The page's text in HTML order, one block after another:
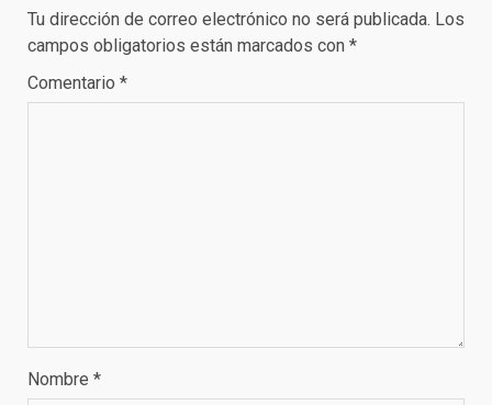
Tu dirección de correo electrónico no será publicada. Los
campos obligatorios están marcados con *
Comentario *
Nombre *